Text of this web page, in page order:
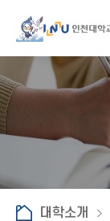
대학소개